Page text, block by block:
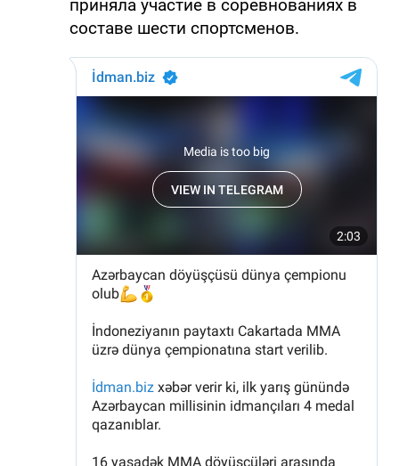
приняла участие в соревнованиях в
составе шести спортсменов.